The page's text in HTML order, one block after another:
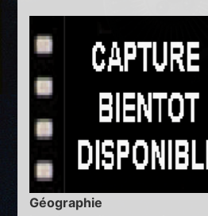
Géographie